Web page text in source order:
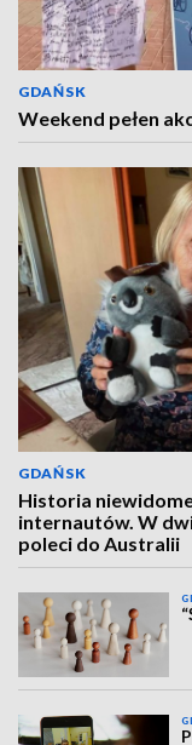
GDAŃSK
Weekend pełen
GDAŃSK
Historia
internautów. W
poleci do Australii